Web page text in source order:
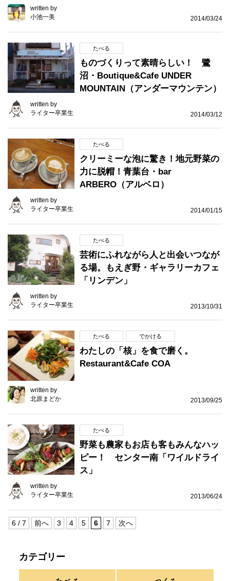
written by
小池一美
2014/03/24
たべる
ものづくりって素晴らしい！ 鷺
沼・Boutique&Cafe UNDER
MOUNTAIN（アンダーマウンテン）
written by
ライター卒業生
2014/03/12
たべる
クリーミーな泡に驚き！地元野菜の
力に脱帽！青葉台・bar
ARBERO（アルベロ）
written by
ライター卒業生
2014/01/15
たべる
芸術にふれながら人と出会いつなが
る場。もえぎ野・ギャラリーカフェ
「リンデン」
written by
ライター卒業生
2013/10/31
たべる でかける
わたしの「核」を食で磨く。
Restaurant&Cafe COA
written by
北原まどか
2013/09/25
たべる
野菜も農家もお店も客もみんなハッ
ピー！ センター南「ワイルドライ
ス」
written by
ライター卒業生
2013/06/24
6 / 7 前へ 3 4 5 6 7 次へ
カテゴリー